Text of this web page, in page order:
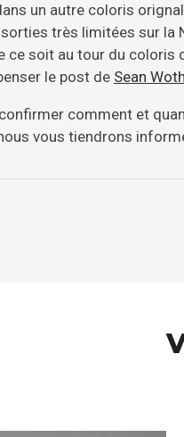
un autre coloris
très limitées sur la
ce soit au tour du coloris
le post de Sean
comment et
vous tiendrons